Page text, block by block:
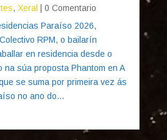
, Xeral
| 0 Comentario
Paraíso 2026,
RPM, o bailarín
en residencia desde o
na súa proposta Phantom en A
se suma por primeira vez ás
no ano do...